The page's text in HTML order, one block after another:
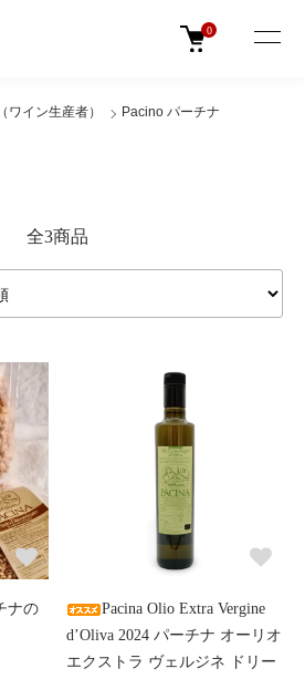
0
ワイン生産者） Pacino パーチナ
全3商品
ナの
Pacina Olio Extra Vergine
d’Oliva 2024 パーチナ オーリオ
エクストラ ヴェルジネ ドリー